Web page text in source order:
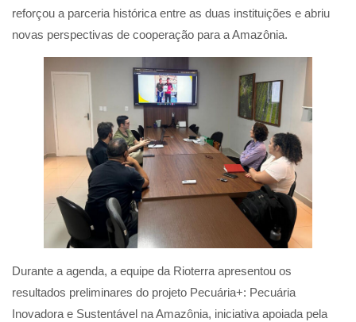
reforçou a parceria histórica entre as duas instituições e abriu
novas perspectivas de cooperação para a Amazônia.
Durante a agenda, a equipe da Rioterra apresentou os
resultados preliminares do projeto Pecuária+: Pecuária
Inovadora e Sustentável na Amazônia, iniciativa apoiada pela